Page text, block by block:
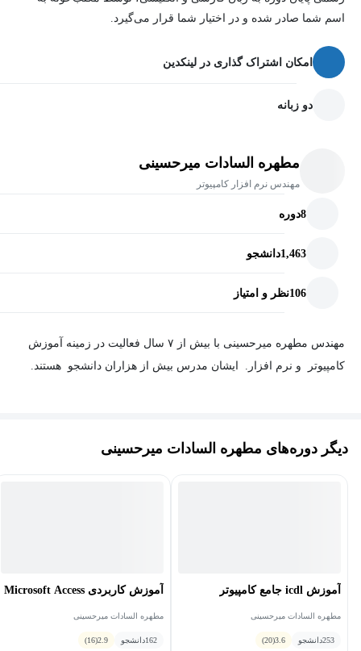
اسم شما صادر شده و در اختیار شما قرار می‌گیرد.
امکان اشتراک گذاری در لینکدین
دو زبانه
مطهره السادات میرحسینی
مهندس نرم افزار کامپیوتر
8دوره
1,463دانشجو
106نظر و امتیاز
مهندس مطهره میرحسینی با بیش از ۷ سال فعالیت در زمینه آموزش
کامپیوتر و نرم افزار. ایشان مدرس بیش از هزاران دانشجو هستند.
دیگر دوره‌های مطهره السادات میرحسینی
آموزش icdl جامع کامپیوتر
مطهره السادات میرحسینی
253دانشجو 3.6
(20)
آموزش کاربردی Microsoft Access
مطهره السادات میرحسینی
162دانشجو 2.9
(16)